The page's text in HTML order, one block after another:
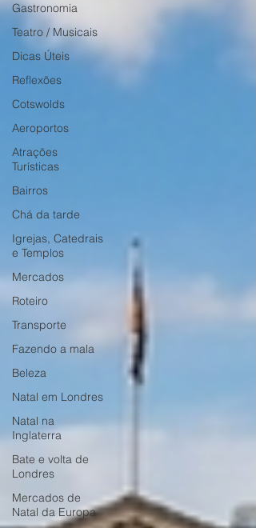
Gastronomia
Teatro / Musicais
Dicas Úteis
Reflexões
Cotswolds
Aeroportos
Atrações
Turísticas
Bairros
Chá da tarde
Igrejas, Catedrais
e Templos
Mercados
Roteiro
Transporte
Fazendo a mala
Beleza
Natal em Londres
Natal na
Inglaterra
Bate e volta de
Londres
Mercados de
Natal da Europa